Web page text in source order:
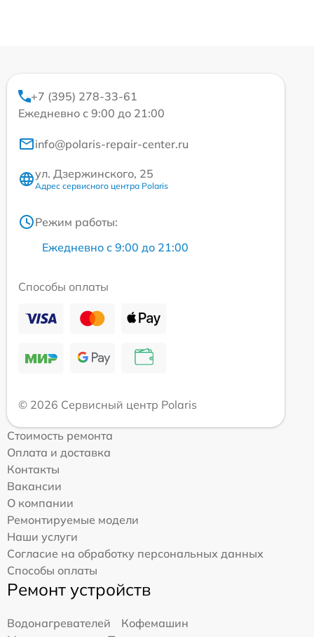
+7 (395) 278-33-61
Ежедневно с 9:00 до 21:00
info@polaris-repair-center.ru
ул. Дзержинского, 25
Адрес сервисного центра Polaris
Режим работы:
Ежедневно с 9:00 до 21:00
Способы оплаты
© 2026 Сервисный центр Polaris
Стоимость ремонта
Оплата и доставка
Контакты
Вакансии
О компании
Ремонтируемые модели
Наши услуги
Согласие на обработку персональных данных
Способы оплаты
Ремонт устройств
Водонагревателей
Кофемашин